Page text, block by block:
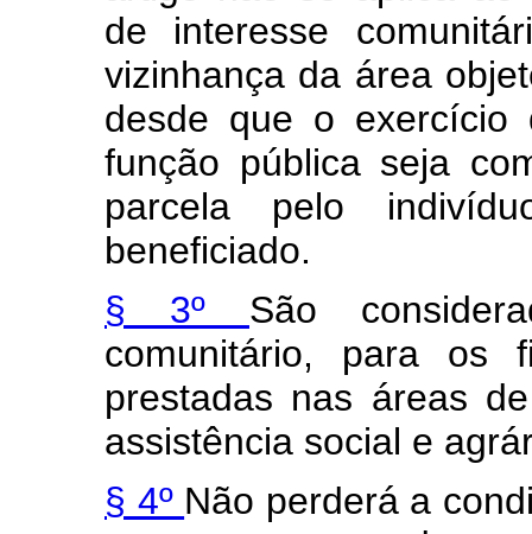
de interesse
vizinhança da área
desde que o
função pública seja
parcela pelo
beneficiado.
§ 3º São
comunitário, para os
prestadas nas áreas
assistência social e
§ 4º Não perderá a